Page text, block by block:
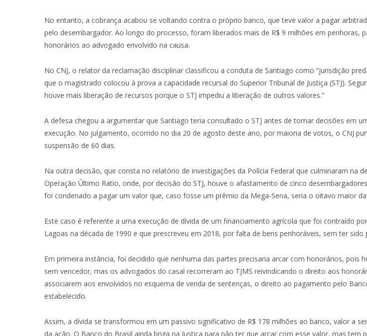
No entanto, a cobrança acabou se voltando contra o próprio banco, que teve valor a pagar
pelo desembargador. Ao longo do processo, foram liberados mais de R$ 9 milhões em penhoras,
honorários ao advogado envolvido na causa.
No CNJ, o relator da reclamação disciplinar classificou a conduta de Santiago como “jurisdição
que o magistrado colocou à prova a capacidade recursal do Superior Tribunal de Justiça (STJ).
houve mais liberação de recursos porque o STJ impediu a liberação de outros valores.”
A defesa chegou a argumentar que Santiago teria consultado o STJ antes de tomar decisões em
execução. No julgamento, ocorrido no dia 20 de agosto deste ano, por maioria de votos, o CNJ
suspensão de 60 dias.
Na outra decisão, que consta no relatório de investigações da Polícia Federal que culminaram na
Operação Último Ratio, onde, por decisão do STJ, houve o afastamento de cinco
foi condenado a pagar um valor que, caso fosse um prêmio da Mega-Sena, seria o oitavo maior
Este caso é referente a uma execução de dívida de um financiamento agrícola que foi contraído
Lagoas na década de 1990 e que prescreveu em 2018, por falta de bens penhoráveis, sem ter sido
Em primeira instância, foi decidido que nenhuma das partes precisaria arcar com honorários, pois
sem vencedor, mas os advogados do casal recorreram ao TJMS reivindicando o direito aos
associarem aos envolvidos no esquema de venda de sentenças, o direito ao pagamento pelo
estabelecido.
Assim, a dívida se transformou em um passivo significativo de R$ 178 milhões ao banco, valor a
da ação. O Banco do Brasil ainda briga na Justiça para não ter que arcar com esse valor, mas tem